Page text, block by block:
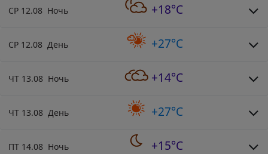
СР 12.08 Ночь +18°C
СР 12.08 День +27°C
ЧТ 13.08 Ночь +14°C
ЧТ 13.08 День +27°C
ПТ 14.08 Ночь +15°C